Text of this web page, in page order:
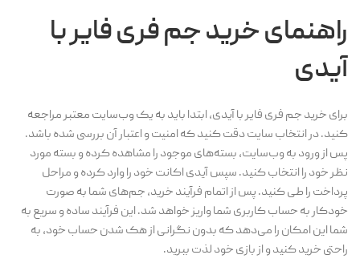
راهنمای خرید جم فری فایر با
آیدی
برای خرید جم فری فایر با آیدی، ابتدا باید به یک وب‌سایت معتبر مراجعه
کنید. در انتخاب سایت دقت کنید که امنیت و اعتبار آن بررسی شده باشد.
پس از ورود به وب‌سایت، بسته‌های موجود را مشاهده کرده و بسته مورد
نظر خود را انتخاب کنید. سپس آیدی اکانت خود را وارد کرده و مراحل
پرداخت را طی کنید. پس از اتمام فرآیند خرید، جم‌های شما به صورت
خودکار به حساب کاربری شما واریز خواهد شد. این فرآیند ساده و سریع به
شما این امکان را می‌دهد که بدون نگرانی از هک شدن حساب خود، به
راحتی خرید کنید و از بازی خود لذت ببرید.